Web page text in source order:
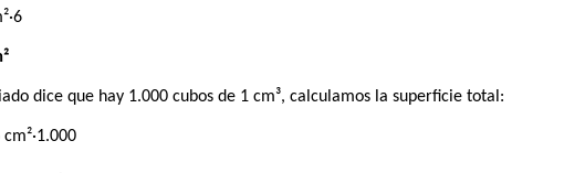
dice que hay 1.000 cubos de 1 cm³, calculamos la superficie total: